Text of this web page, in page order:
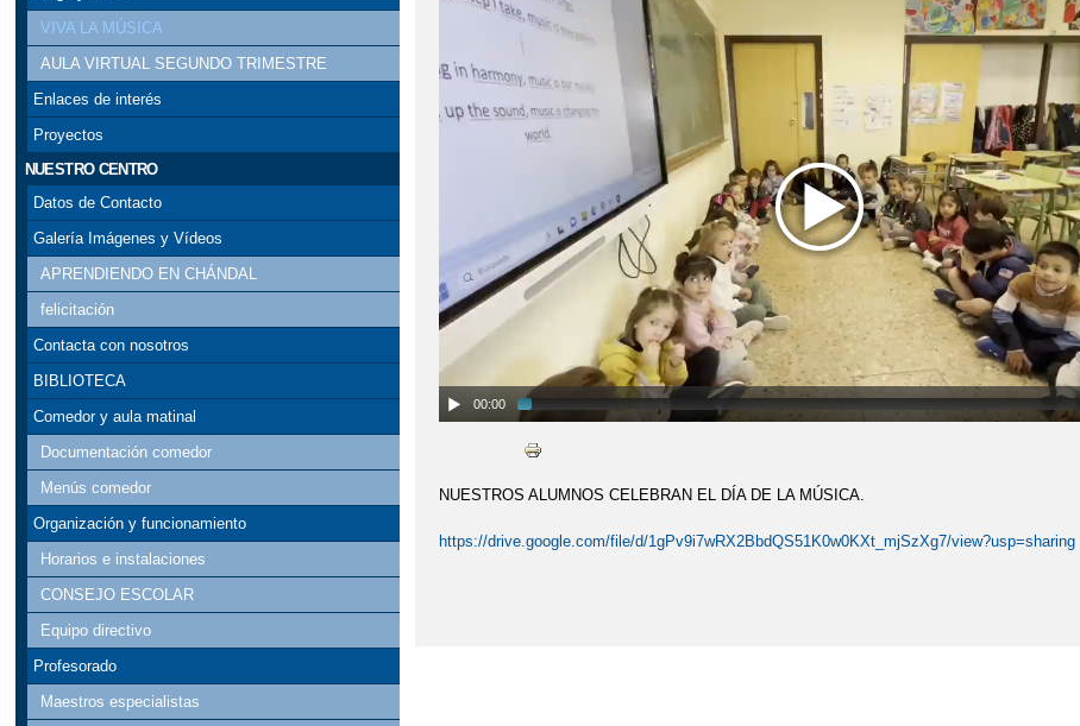
VIVA LA MÚSICA
AULA VIRTUAL SEGUNDO TRIMESTRE
Enlaces de interés
Proyectos
NUESTRO CENTRO
Datos de Contacto
Galería Imágenes y Vídeos
APRENDIENDO EN CHÁNDAL
felicitación
Contacta con nosotros
BIBLIOTECA
Comedor y aula matinal
Documentación comedor
Menús comedor
Organización y funcionamiento
Horarios e instalaciones
CONSEJO ESCOLAR
Equipo directivo
Profesorado
Maestros especialistas
00:00
NUESTROS ALUMNOS CELEBRAN EL DÍA DE LA MÚSICA.
https://drive.google.com/file/d/1gPv9i7wRX2BbdQS51K0w0KXt_mjSzXg7/view?usp=sharing